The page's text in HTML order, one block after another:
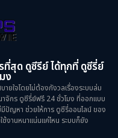
(57)
(39)
สุด ดูซีรีย์ ได้ทุกที่ ดูซีรี่ย์
ง
ยใจโดยไม่ต้องกังวลเรื่องระบบล่ม
าจักร ดูซีรี่ย์ฟรี 24 ชั่วโมง ที่ออกแบบ
ปัญหา ช่วยให้การ ดูซีรี่ออนไลน์ ของ
ช้งานหนาแน่นแค่ไหน ระบบก็ยัง